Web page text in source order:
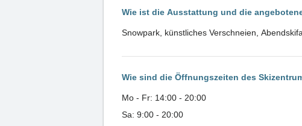
Wie ist die Ausstattung und die
Snowpark, künstliches Verschneien,
Wie sind die Öffnungszeiten des
Mo - Fr: 14:00 - 20:00
Sa: 9:00 - 20:00